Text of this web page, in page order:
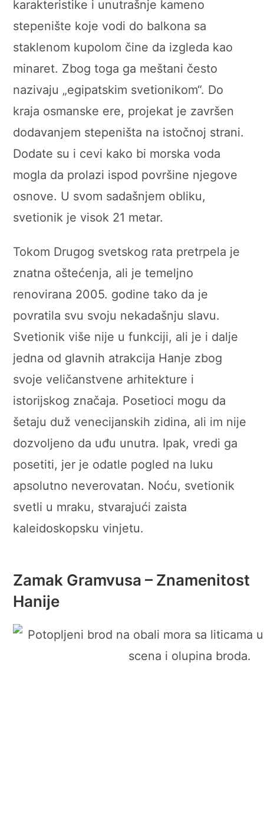
karakteristike i unutrašnje kameno
stepenište koje vodi do balkona sa
staklenom kupolom čine da izgleda kao
minaret. Zbog toga ga meštani često
nazivaju „egipatskim svetionikom“. Do
kraja osmanske ere, projekat je završen
dodavanjem stepeništa na istočnoj strani.
Dodate su i cevi kako bi morska voda
mogla da prolazi ispod površine njegove
osnove. U svom sadašnjem obliku,
svetionik je visok 21 metar.
Tokom Drugog svetskog rata pretrpela je
znatna oštećenja, ali je temeljno
renovirana 2005. godine tako da je
povratila svu svoju nekadašnju slavu.
Svetionik više nije u funkciji, ali je i dalje
jedna od glavnih atrakcija Hanje zbog
svoje veličanstvene arhitekture i
istorijskog značaja. Posetioci mogu da
šetaju duž venecijanskih zidina, ali im nije
dozvoljeno da uđu unutra. Ipak, vredi ga
posetiti, jer je odatle pogled na luku
apsolutno neverovatan. Noću, svetionik
svetli u mraku, stvarajući zaista
kaleidoskopsku vinjetu.
Zamak Gramvusa – Znamenitost
Hanije